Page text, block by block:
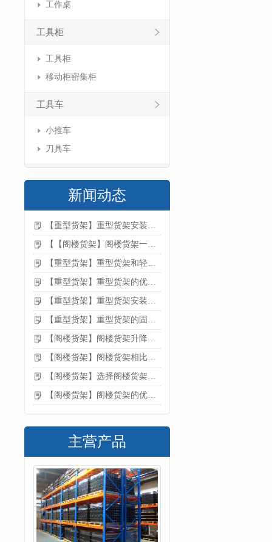
工作桌
工具柜
工具柜
移动柜密集柜
工具车
小推车
刀具车
新闻动态
【重型货架】重型货架安装注意事项
【【阁楼货架】阁楼货架一般有哪些用途
【重型货架】重型货架和轻型货架的区别是什么
【重型货架】重型货架的优缺点
【重型货架】重型货架安装需要注意什么？
【重型货架】重型货架的固定方法
【阁楼货架】阁楼货架升降机需要注意哪些
【阁楼货架】阁楼货架相比传统货架的优势是什么
【阁楼货架】选择阁楼货架的好处？
【阁楼货架】阁楼货架的优点是什么
主营产品